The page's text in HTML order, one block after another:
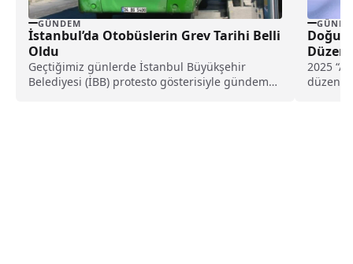
GÜNDEM
İstanbul’da Otobüslerin Grev Tarihi Belli
Oldu
Geçtiğimiz günlerde İstanbul Büyükşehir
Belediyesi (İBB) protesto gösterisiyle gündeme
2025